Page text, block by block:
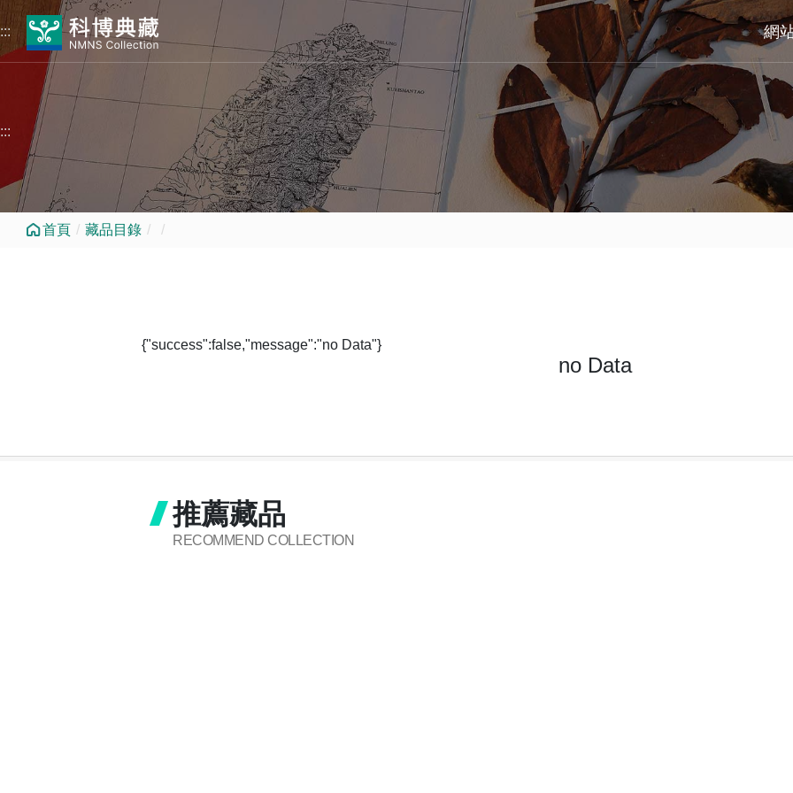
跳到中央內容區塊
:::
網
:::
首頁 藏品目錄
{"success":false,"message":"no Data"}
no Data
推薦藏品
RECOMMEND COLLECTION